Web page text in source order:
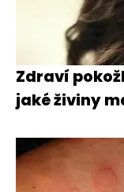
Zdraví
jaké živiny